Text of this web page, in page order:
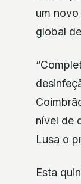
um
global
nível de
Lusa o
Esta